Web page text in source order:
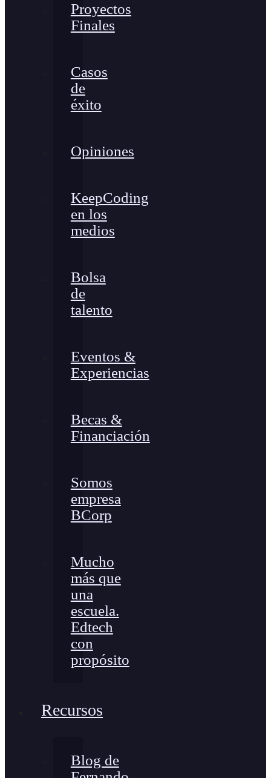
Proyectos
Finales
Casos
de
éxito
Opiniones
KeepCoding
en los
medios
Bolsa
de
talento
Eventos &
Experiencias
Becas &
Financiación
Somos
empresa
BCorp
Mucho
más que
una
escuela.
Edtech
con
propósito
Recursos
Blog de